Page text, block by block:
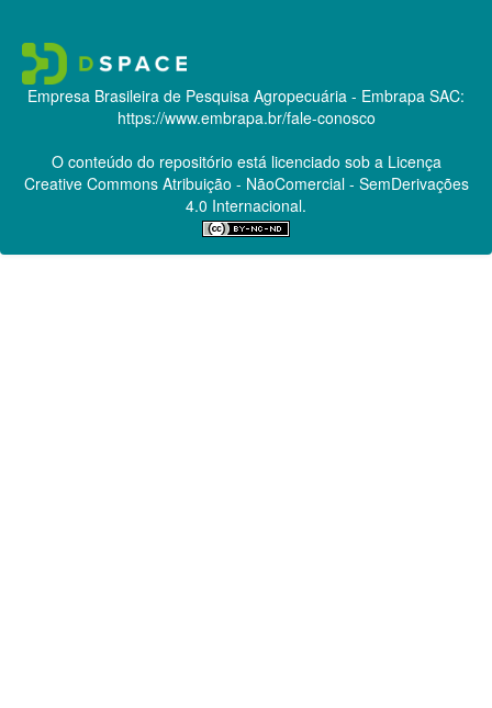
Empresa Brasileira de Pesquisa Agropecuária - Embrapa SAC:
https://www.embrapa.br/fale-conosco
O conteúdo do repositório está licenciado sob a Licença
Creative CommonsAtribuição - NãoComercial - SemDerivações
4.0 Internacional.